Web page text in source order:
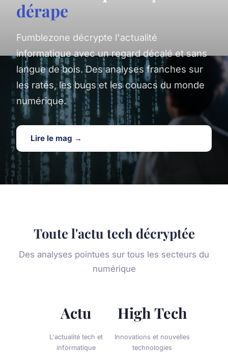
dérape
Fumblezone décrypte l'actualité
informatique avec un regard décalé et sans
langue de bois. Des analyses franches sur
les ratés, les bugs et les couacs du monde
numérique.
Lire le mag →
Toute l'actu tech décryptée
Des analyses pointues sur tous les secteurs du
numérique
Actu
L'actualité tech et
informatique
High Tech
Innovations et nouvelles
technologies